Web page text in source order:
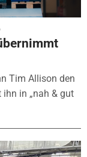
Tim Allison den
ihn in „nah & gut